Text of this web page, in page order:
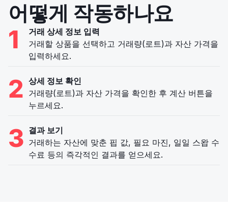
어떻게 작동하나요
1
거래 상세 정보 입력
거래할 상품을 선택하고 거래량(로트)과 자산 가격을
입력하세요.
2 상세 정보 확인
거래량(로트)과 자산 가격을 확인한 후 계산 버튼을
누르세요.
3 결과 보기
거래하는 자산에 맞춘 핍 값, 필요 마진, 일일 스왑 수
수료 등의 즉각적인 결과를 얻으세요.